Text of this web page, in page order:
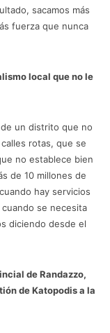
sacamos más
fuerza que nunca
local que no le
un distrito que no
rotas, que se
no establece bien
de 10 millones de
hay servicios
se necesita
diciendo desde el
de Randazzo,
de Katopodis a la